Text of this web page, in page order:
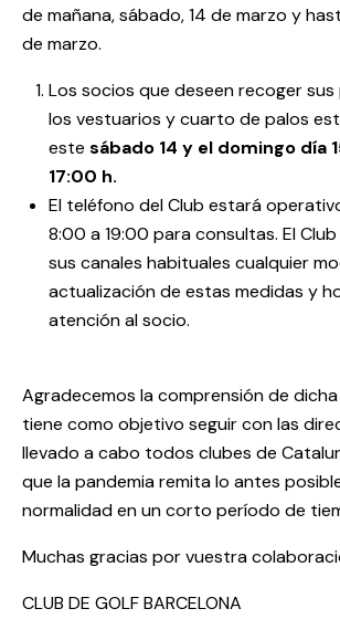
de mañana, sábado, 14 de marzo y
de marzo.
Los socios que deseen recoger
los vestuarios y cuarto de palos
este sábado 14 y el domingo día
17:00 h.
El teléfono del Club estará
8:00 a 19:00 para consultas. El
sus canales habituales cualquier
actualización de estas medidas y
atención al socio.
Agradecemos la comprensión de
tiene como objetivo seguir con las
llevado a cabo todos clubes de
que la pandemia remita lo antes
normalidad en un corto período de
Muchas gracias por vuestra
CLUB DE GOLF BARCELONA